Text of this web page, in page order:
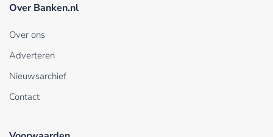
Over Banken.nl
Over ons
Adverteren
Nieuwsarchief
Contact